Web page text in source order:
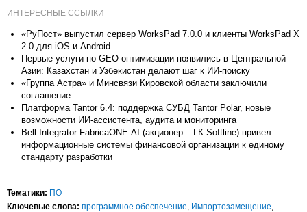
ИНТЕРЕСНЫЕ ССЫЛКИ
«РуПост» выпустил сервер WorksPad 7.0.0 и клиенты WorksPad X
2.0 для iOS и Android
Первые услуги по GEO-оптимизации появились в Центральной
Азии: Казахстан и Узбекистан делают шаг к ИИ-поиску
«Группа Астра» и Минсвязи Кировской области заключили
соглашение
Платформа Tantor 6.4: поддержка СУБД Tantor Polar, новые
возможности ИИ-ассистента, аудита и мониторинга
Bell Integrator FabricaONE.AI (акционер – ГК Softline) привел
информационные системы финансовой организации к единому
стандарту разработки
Тематики: ПО
Ключевые слова: программное обеспечение, Импорто­замещение,